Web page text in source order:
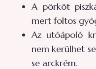
A pörköt
mert foltos
Az utóápoló
nem kerülhet
se arckrém.